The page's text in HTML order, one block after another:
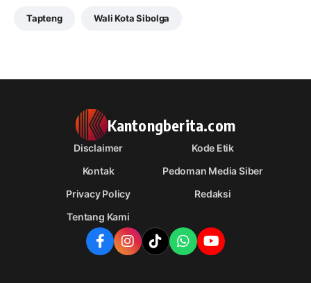
Tapteng Wali Kota Sibolga
Kantongberita.com
Disclaimer
Kode Etik
Kontak
Pedoman Media Siber
Privacy Policy
Redaksi
Tentang Kami